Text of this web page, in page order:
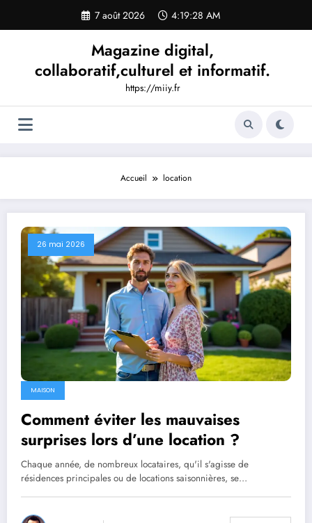
contenu
7 août 2026 4:19:29 AM
Magazine digital,
collaboratif,culturel et informatif.
https://miiy.fr
Accueil location
26 mai 2026
MAISON
Comment éviter les mauvaises
surprises lors d’une location ?
Chaque année, de nombreux locataires, qu'il s'agisse de
résidences principales ou de locations saisonnières, se…